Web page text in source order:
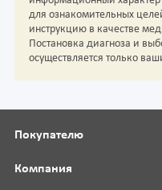
для ознакомительных
инструкцию в качестве
Постановка диагноза и
осуществляется только
Покупателю
Компания